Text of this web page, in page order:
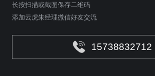
长按扫描或截图保存二维码
添加云虎朱经理微信好友交流
15738832712